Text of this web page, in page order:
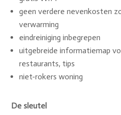
geen verdere nevenkosten
verwarming
eindreiniging inbegrepen
uitgebreide informatiemap
restaurants, tips
niet-rokers woning
De sleutel